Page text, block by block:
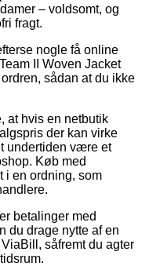
– voldsomt, og
fragt.
nogle få online
II Woven Jacket
sådan at du ikke
at hvis en netbutik
der kan virke
undertiden være et
Køb med
i en ordning, som
betalinger med
du drage nytte af en
såfremt du agter